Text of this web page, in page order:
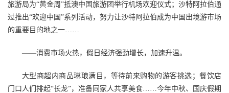
旅游局为“黄金周”抵澳中国旅游团举行机场欢迎仪式；沙特阿拉伯通
过推出“欢迎中国”系列活动，努力让沙特阿拉伯成为中国出境游市场
的重要目的地之一……
——消费市场火热，假日经济强劲增长，加速升温。
大型商超内商品琳琅满目，等待前来购物的游客挑选；餐饮店
门口人们排起“长龙”，准备同家人共享美食……今年中秋、国庆假期